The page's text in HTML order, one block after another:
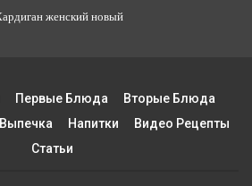
Первые Блюда
Вторые Блюда
Выпечка Напитки
Видео Рецепты
Статьи